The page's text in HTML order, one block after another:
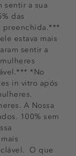
sentir a sua
das
preenchida.***
estava mais
sentir a
*No
in vitro após
A Nossa
100% sem
 O que